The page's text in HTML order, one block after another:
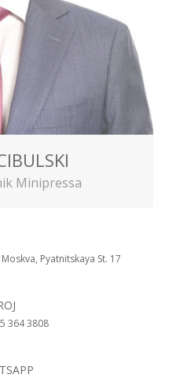
Minipressa
Pyatnitskaya St. 17
364 3808